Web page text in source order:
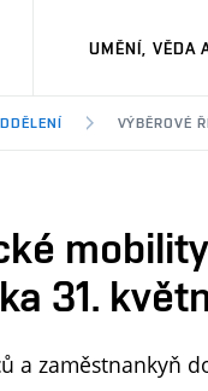
UMĚNÍ, VĚDA
VÝBĚROVÉ
mobility
31.
a zaměstnankyň